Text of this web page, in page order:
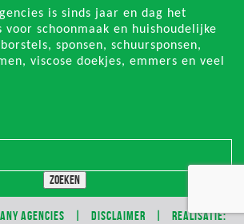
is sinds jaar en dag het
schoonmaak en huishoudelijke
sponsen, schuursponsen,
viscose doekjes, emmers en veel
Zoeken
AGENCIES | DISCLAIMER | REALISATIE: